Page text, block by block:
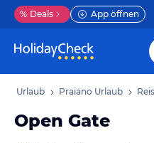
% Deals App öffnen
Urlaub Praiano Urlaub
Open Gate